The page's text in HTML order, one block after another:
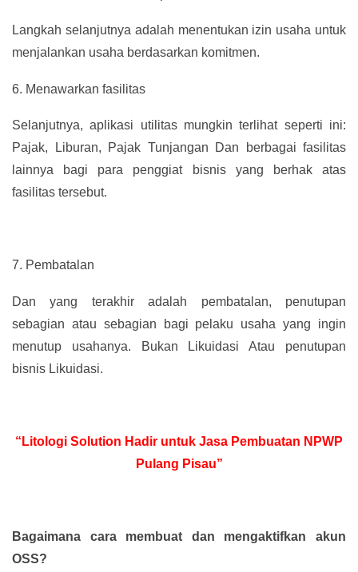
Langkah selanjutnya adalah menentukan izin usaha untuk
menjalankan usaha berdasarkan komitmen.
6. Menawarkan fasilitas
Selanjutnya, aplikasi utilitas mungkin terlihat seperti ini:
Pajak, Liburan, Pajak Tunjangan Dan berbagai fasilitas
lainnya bagi para penggiat bisnis yang berhak atas
fasilitas tersebut.
7. Pembatalan
Dan yang terakhir adalah pembatalan, penutupan
sebagian atau sebagian bagi pelaku usaha yang ingin
menutup usahanya. Bukan Likuidasi Atau penutupan
bisnis Likuidasi.
“Litologi Solution Hadir untuk Jasa Pembuatan NPWP
Pulang Pisau”
Bagaimana cara membuat dan mengaktifkan akun
OSS?